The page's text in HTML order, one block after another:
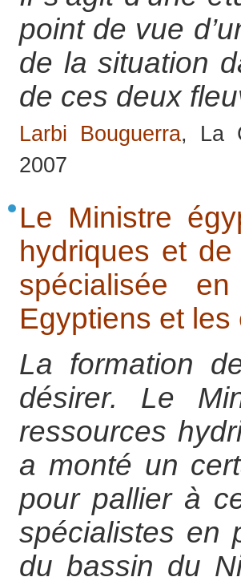
point de vue
de la situation
de ces deux
Larbi Bouguerra, La
2007
Le Ministre
hydriques et de
spécialisée
Egyptiens et les
La formation
désirer. Le
ressources
a monté un
pour pallier à
spécialistes en
du bassin du